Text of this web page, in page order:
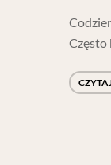
Często